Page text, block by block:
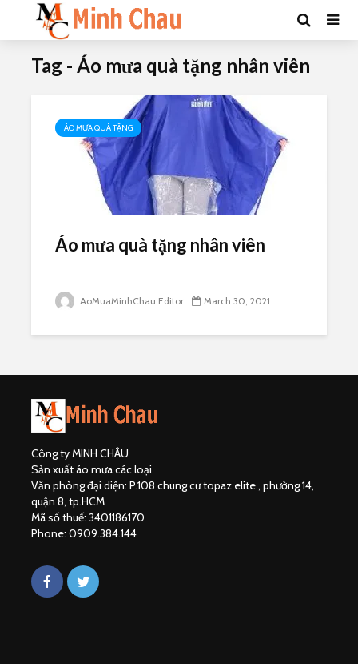
Tag - Áo mưa quà tặng nhân viên
ÁO MƯA QUÀ TẶNG
Áo mưa quà tặng nhân viên
AoMuaMinhChau Editor March 30, 2021
Công ty MINH CHÂU
Sản xuất áo mưa các loại
Văn phòng đại diện: P.108 chung cư topaz elite , phường 14,
quận 8, tp.HCM
Mã số thuế: 3401186170
Phone: 0909.384.144